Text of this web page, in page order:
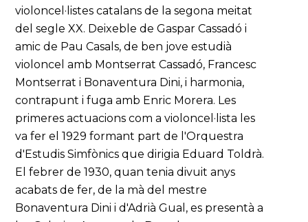
violoncel·listes catalans de la segona meitat
del segle XX. Deixeble de Gaspar Cassadó i
amic de Pau Casals, de ben jove estudià
violoncel amb Montserrat Cassadó, Francesc
Montserrat i Bonaventura Dini, i harmonia,
contrapunt i fuga amb Enric Morera. Les
primeres actuacions com a violoncel·lista les
va fer el 1929 formant part de l'Orquestra
d'Estudis Simfònics que dirigia Eduard Toldrà.
El febrer de 1930, quan tenia divuit anys
acabats de fer, de la mà del mestre
Bonaventura Dini i d'Adrià Gual, es presentà a